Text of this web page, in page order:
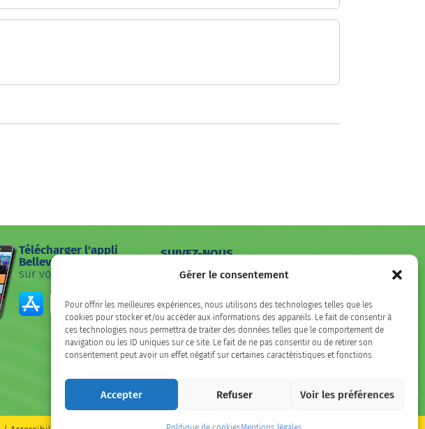
Gérer le consentement
Pour offrir les meilleures expériences, nous utilisons des technologies telles que les
cookies pour stocker et/ou accéder aux informations des appareils. Le fait de consentir à
ces technologies nous permettra de traiter des données telles que le comportement de
navigation ou les ID uniques sur ce site. Le fait de ne pas consentir ou de retirer son
consentement peut avoir un effet négatif sur certaines caractéristiques et fonctions.
Accepter Refuser Voir les préférences
Télécharger l'appli
Belleville
sur votre smartphone
SUIVEZ-NOUS